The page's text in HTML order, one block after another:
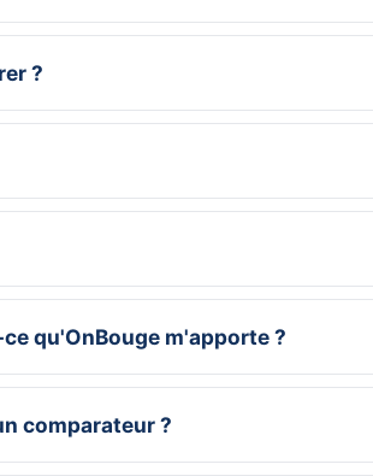
?
qu'OnBouge m'apporte ?
comparateur ?